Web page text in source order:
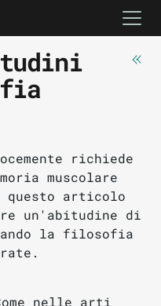
richiede
muscolare
articolo
un'abitudine di
la filosofia
nelle arti